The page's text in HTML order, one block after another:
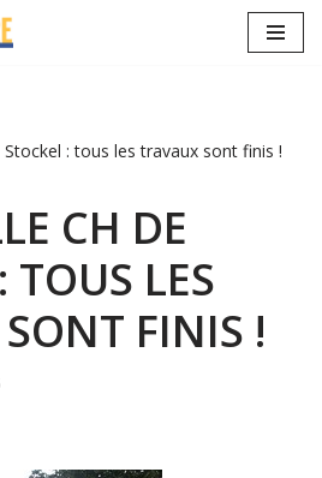
Stockel : tous les travaux sont finis !
CH DE
TOUS LES
FINIS !